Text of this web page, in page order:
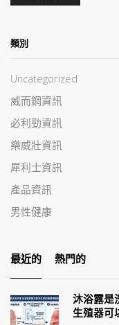
類別
Uncategorized
威而鋼資訊
必利勁資訊
樂威壯資訊
犀利士資訊
產品資訊
男性健康
最近的 熱門的
沐浴露是
生殖器可